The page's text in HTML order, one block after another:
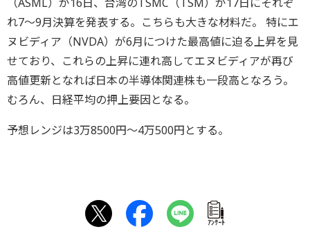
れ7～9月決算を発表する。 こちらも大きな材料だ。 特にエ
ヌビディア（NVDA） が6月につけた最高値に迫る上昇を見
せており、 これらの上昇に連れ高してエヌビディアが再び
高値更新となれば日本の半導体関連株も一段高となろう。
むろん、 日経平均の押上要因となる。
予想レンジは3万8500円～4万500円とする。
ｱﾝｹｰﾄ